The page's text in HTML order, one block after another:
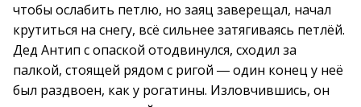
чтобы ослабить петлю, но заяц заверещал, начал
крутиться на снегу, всё сильнее затягиваясь петлёй.
Дед Антип с опаской отодвинулся, сходил за
палкой, стоящей рядом с ригой ― один конец у неё
был раздвоен, как у рогатины. Изловчившись, он